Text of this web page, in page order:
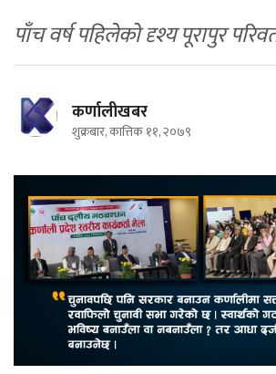
पाँच वर्ष पहिलेको दृश्य पूरापुर
कर्णालीखबर
शुक्रबार, कात्तिक ११, २०७९